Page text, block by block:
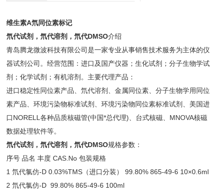
维生素A氘同位素标记
氘代试剂，氘代溶剂，氘代DMSO介绍
青岛腾龙微波科技有限公司是一家专业从事销售技术服务为主体的仪
器试剂公司。经营范围：进口及国产仪器；生化试剂；分子生物学试
剂；化学试剂；有机溶剂。主要代理产品：
进口稳定性同位素产品、氘代溶剂、金属同位素、分子生物学用同位
素产品、环境污染物标准试剂、环境污染物同位素标准试剂、美国进
口NORELL各种品质核磁管(中国*总代理)、台式核磁、MNOVA核磁
数据处理软件等。
氘代试剂，氘代溶剂，氘代DMSO规格参数：
序号 品名 丰度 CAS.No 包装规格
1 氘代氯仿-D 0.03%TMS（进口分装） 99.80% 865-49-6 10×0.6ml
2 氘代氯仿-D 99.80% 865-49-6 100ml